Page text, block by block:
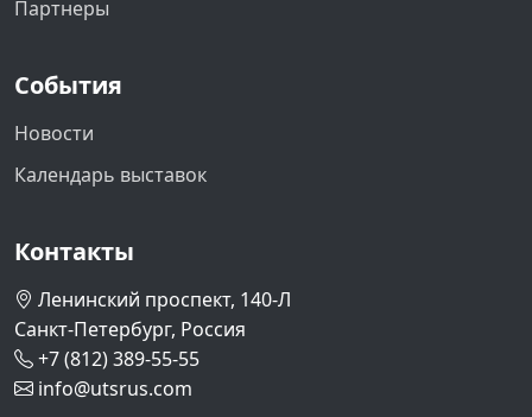
Партнеры
События
Новости
Календарь выставок
Контакты
Ленинский проспект, 140-Л
Санкт-Петербург, Россия
+7 (812) 389-55-55
info@utsrus.com